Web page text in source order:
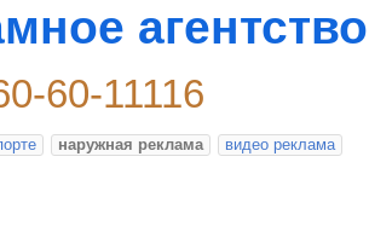
60-11116
наружная реклама видео реклама